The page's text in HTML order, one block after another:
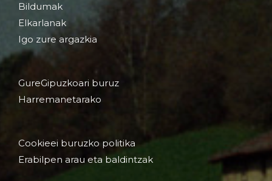
Bildumak
Elkarlanak
Igo zure argazkia
GureGipuzkoari buruz
Harremanetarako
Cookieei buruzko politika
Erabilpen arau eta baldintzak